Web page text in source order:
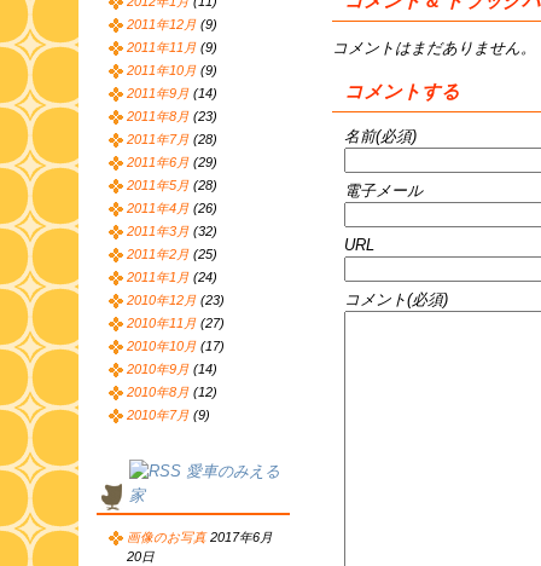
コメントはまだありません。
コメントする
名前(必須)
電子メール
URL
コメント(必須)
2011年12月 (9)
2011年11月 (9)
2011年10月 (9)
2011年9月 (14)
2011年8月 (23)
2011年7月 (28)
2011年6月 (29)
2011年5月 (28)
2011年4月 (26)
2011年3月 (32)
2011年2月 (25)
2011年1月 (24)
2010年12月 (23)
2010年11月 (27)
2010年10月 (17)
2010年9月 (14)
2010年8月 (12)
2010年7月 (9)
愛車のみえる
家
画像のお写真 2017年6月
20日